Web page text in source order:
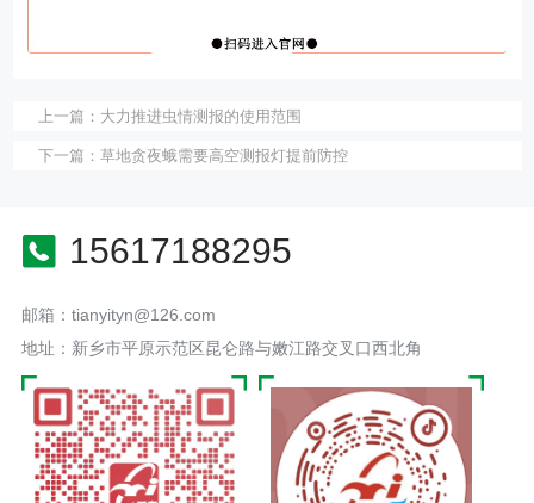
上一篇： 大力推进虫情测报的使用范围
下一篇： 草地贪夜蛾需要高空测报灯提前防控
15617188295
邮箱：tianyityn@126.com
地址：新乡市平原示范区昆仑路与嫩江路交叉口西北角